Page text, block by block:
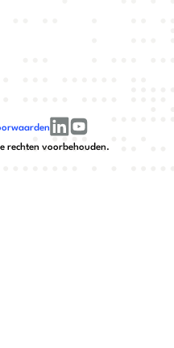
rechten voorbehouden.
linkedinyoutube